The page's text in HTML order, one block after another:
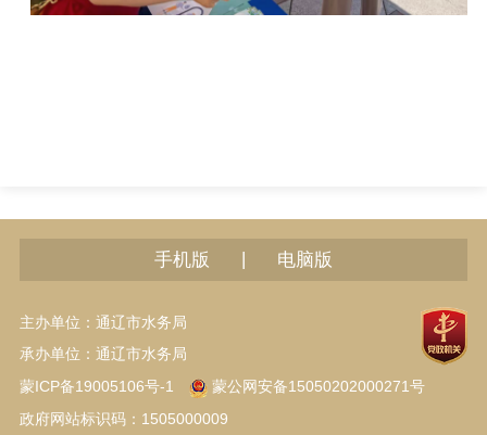
手机版 电脑版
主办单位：通辽市水务局
承办单位：通辽市水务局
蒙ICP备19005106号-1
蒙公网安备15050202000271号
政府网站标识码：1505000009